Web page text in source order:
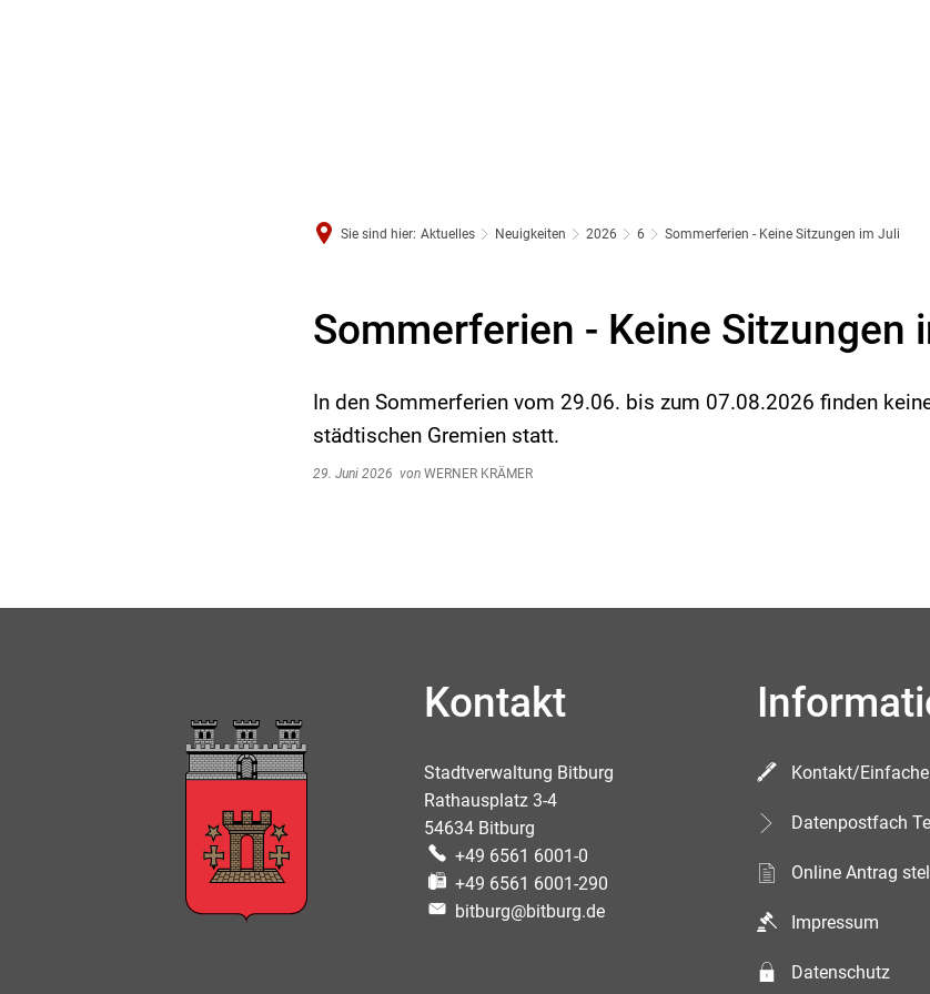
Sie sind hier: Aktuelles Neuigkeiten 2026 6 Sommerferien - Keine Sitzungen im Juli
Sommerferien - Keine Sitzungen
In den Sommerferien vom 29.06. bis zum 07.08.2026 finden
städtischen Gremien statt.
29. Juni 2026 von WERNER KRÄMER
Kontakt
Stadtverwaltung Bitburg
Rathausplatz 3-4
54634 Bitburg
+49 6561 6001-0
+49 6561 6001-290
bitburg@bitburg.de
Kontakt/
Datenpostfach
Online Antrag
Impressum
Datenschutz